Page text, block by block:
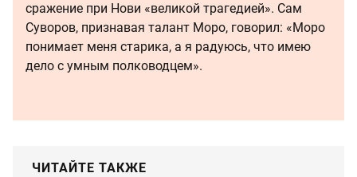
сражение при Нови «великой трагедией». Сам
Суворов, признавая талант Моро, говорил: «Моро
понимает меня старика, а я радуюсь, что имею
дело с умным полководцем».
ЧИТАЙТЕ ТАКЖЕ